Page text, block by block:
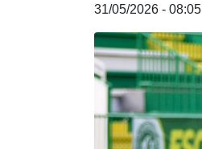
31/05/2026 - 08:05